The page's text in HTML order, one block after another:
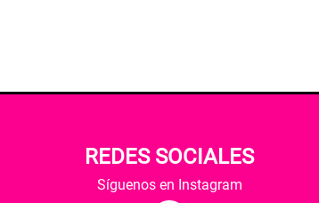
REDES SOCIALES
Síguenos en Instagram